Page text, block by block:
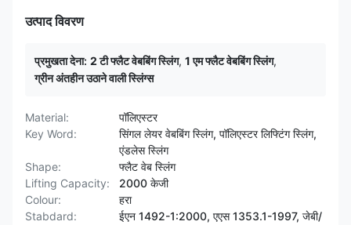
उत्पाद विवरण
प्रमुखता देना: 2 टी फ्लैट वेबबिंग स्लिंग, 1 एम फ्लैट वेबबिंग स्लिंग,
ग्रीन अंतहीन उठाने वाली स्लिंग्स
Material:
पॉलिएस्टर
Key Word:
सिंगल लेयर वेबबिंग स्लिंग, पॉलिएस्टर लिफ्टिंग स्लिंग,
एंडलेस स्लिंग
Shape:
फ्लैट वेब स्लिंग
Lifting Capacity:
2000 केजी
Colour:
हरा
Stabdard:
ईएन 1492-1:2000, एएस 1353.1-1997, जेबी/